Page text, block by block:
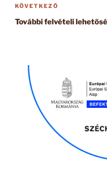
Következő
bejegyzés
KÖVETKEZŐ
További felvételi